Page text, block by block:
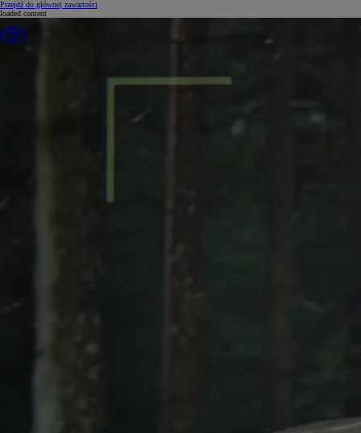
Przejdź do głównej zawartości
loaded content